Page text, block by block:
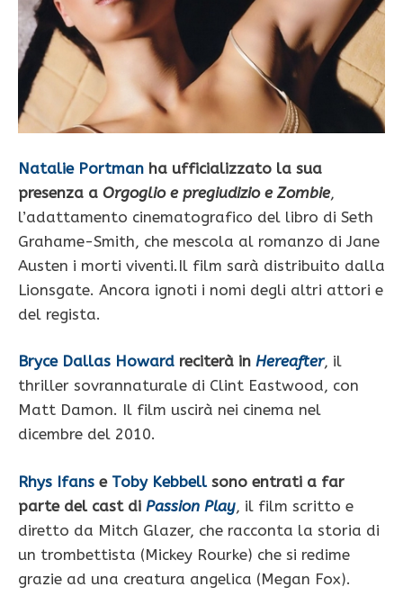
Natalie Portman ha ufficializzato la sua
presenza a Orgoglio e pregiudizio e Zombie,
l’adattamento cinematografico del libro di Seth
Grahame-Smith, che mescola al romanzo di Jane
Austen i morti viventi.Il film sarà distribuito dalla
Lionsgate. Ancora ignoti i nomi degli altri attori e
del regista.
Bryce Dallas Howard reciterà in Hereafter, il
thriller sovrannaturale di Clint Eastwood, con
Matt Damon. Il film uscirà nei cinema nel
dicembre del 2010.
Rhys Ifans e Toby Kebbell sono entrati a far
parte del cast di Passion Play, il film scritto e
diretto da Mitch Glazer, che racconta la storia di
un trombettista (Mickey Rourke) che si redime
grazie ad una creatura angelica (Megan Fox).